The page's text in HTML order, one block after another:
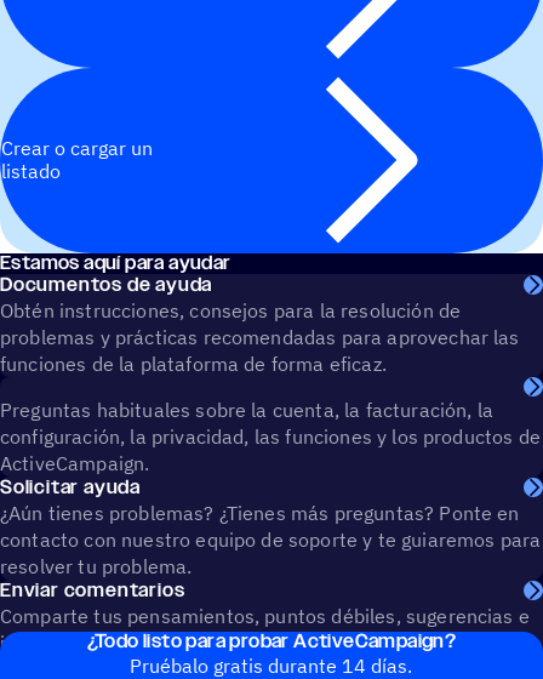
Crear o cargar un
listado
Estamos aquí para ayudar
Documentos de ayuda
Obtén instrucciones, consejos para la resolución de
problemas y prácticas recomendadas para aprovechar las
funciones de la plataforma de forma eficaz.
Preguntas habituales sobre la cuenta, la facturación, la
configuración, la privacidad, las funciones y los productos de
ActiveCampaign.
Solicitar ayuda
¿Aún tienes problemas? ¿Tienes más preguntas? Ponte en
contacto con nuestro equipo de soporte y te guiaremos para
resolver tu problema.
Enviar comentarios
Comparte tus pensamientos, puntos débiles, sugerencias e
ideas para ayudar a crear el futuro de ActiveCampaign.
¿Todo listo para probar ActiveCampaign?
Pruébalo gratis durante 14 días.